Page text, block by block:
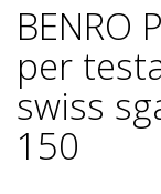
BENRO
per
swiss
150